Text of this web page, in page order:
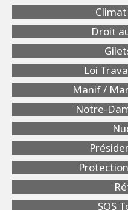
Droit
Loi
Manif /
Notre-
SOS